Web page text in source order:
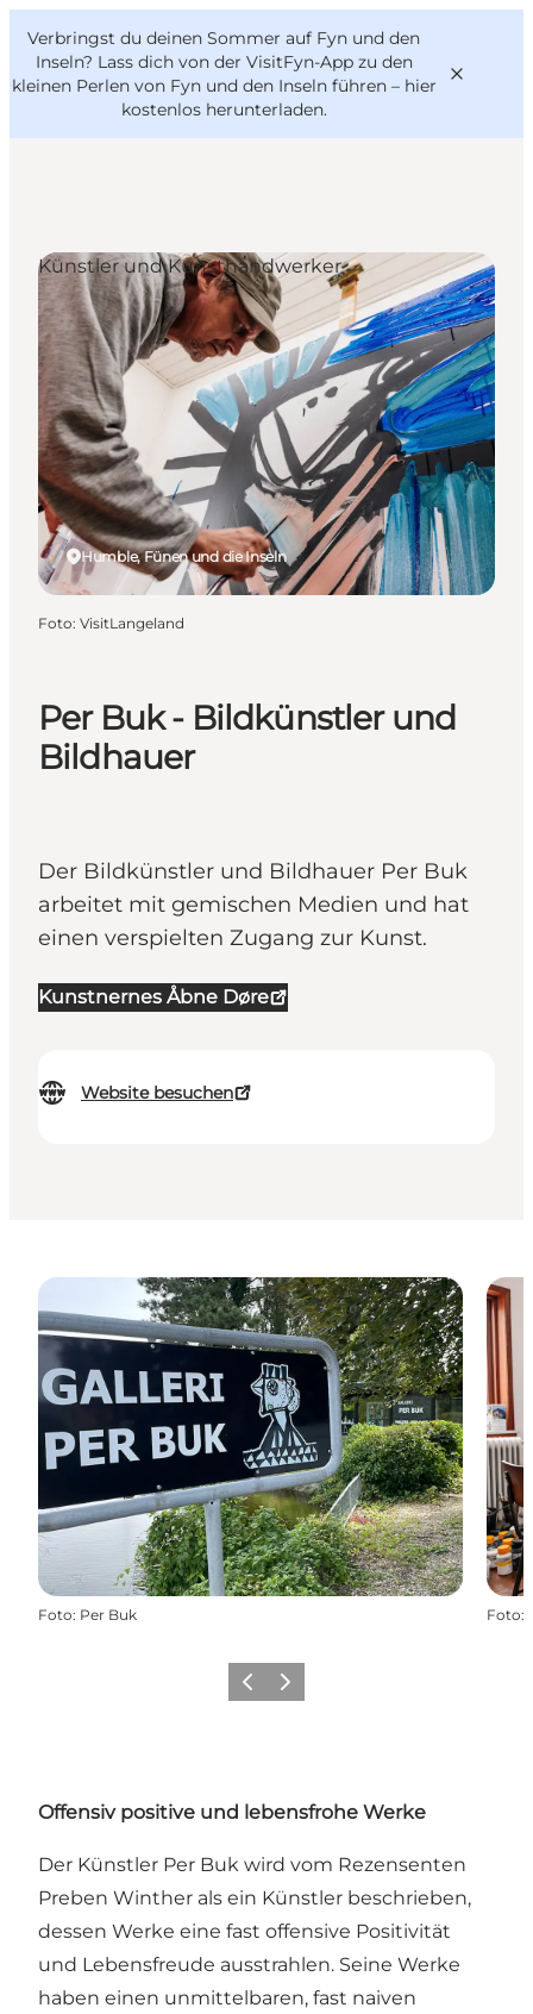
Verbringst du deinen Sommer auf Fyn und den
Inseln? Lass dich von der VisitFyn-App zu den
kleinen Perlen von Fyn und den Inseln führen – hier
kostenlos herunterladen.
Reise Ideen
Outdoor & bike
Essen & trinken
Übernachtung
VisitFyn
Deutsch
Per Buk - Bildkünstler und
Bildhauer
Der Bildkünstler und Bildhauer Per Buk
arbeitet mit gemischen Medien und hat
einen verspielten Zugang zur Kunst.
Kunstnernes Åbne Døre
Website besuchen
Humble, Fünen und die Inseln
Künstler und Kunsthandwerker
Foto: VisitLangeland
Foto: Per Buk Foto:
ZurückWeiter
Offensiv positive und lebensfrohe Werke
Der Künstler Per Buk wird vom Rezensenten
Preben Winther als ein Künstler beschrieben,
dessen Werke eine fast offensive Positivität
und Lebensfreude ausstrahlen. Seine Werke
haben einen unmittelbaren, fast naiven